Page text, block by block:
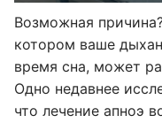
Возможная
котором ваше
время сна, может
Одно недавнее
что лечение апноэ